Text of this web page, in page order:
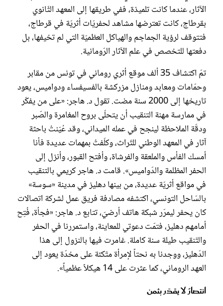
الآثار، عندما كانت تلميذة، ففي طريقها إلى المعهد الثّانوي
بقرطاج، كانت تعترضها مشاهد لحفريّات أثريّة في قرطاج،
فتتوقف لرؤية الجماجم والهياكل العظميّة التي لم تخيفها، بل
دفعتها للتخصص في علم الآثار الرّومانية.
تمّ اكتشاف 35 ألف موقع أثري روماني في تونس من مقابر
وحمّامات ومعابد ومنازل مزركشة بالفسيفساء ودواميس، يعود
تاريخها إلى 2000 سنة مضت. تقول د. هاجر: «على من يفكّر
في ممارسة مهنة التنقيب أن يتحلّى بروح المغامرة والصّبر
ودقّة الملاحظة لينجح في عمله الميداني، وقد عُيّنتُ باحثة
آثار في المعهد الوطني للتّراث، وكلّفتُ بمهمات عديدة فأنا
أمسك الفأس والملعقة والفرشاة، وأفتح القبور، وأنزل إلى
الحفر المظلمة والدّواميس». قامت د. هاجر كريمي بالتنقيب
في مواقع أثريّة عديدة، من بينها دهليز في مدينة «سوسة»
بالسّاحل التونسي، اكتشفه مصادفة فريق عمل لشركة اتصالات
كان يحفر ليمرّر شبكة هاتف أرضيّ، تتابع د. هاجر: «فجأة، فُتِح
أمامهم دهليز، فتمّت دعوتي للمعاينة، واستمررنا في الحفر
والتّنقيب طيلة سنة كاملة. غامرت فيها بالنزول إلى هذا
الدّهليز، ووجدنا به نحتاً لإمرأة متّكئة على مخدّة يعود إلى
العهد الروماني، كما عثرت على 14 هيكلاً عظمياً».
انتصارٌ لا يقدّر بثمن